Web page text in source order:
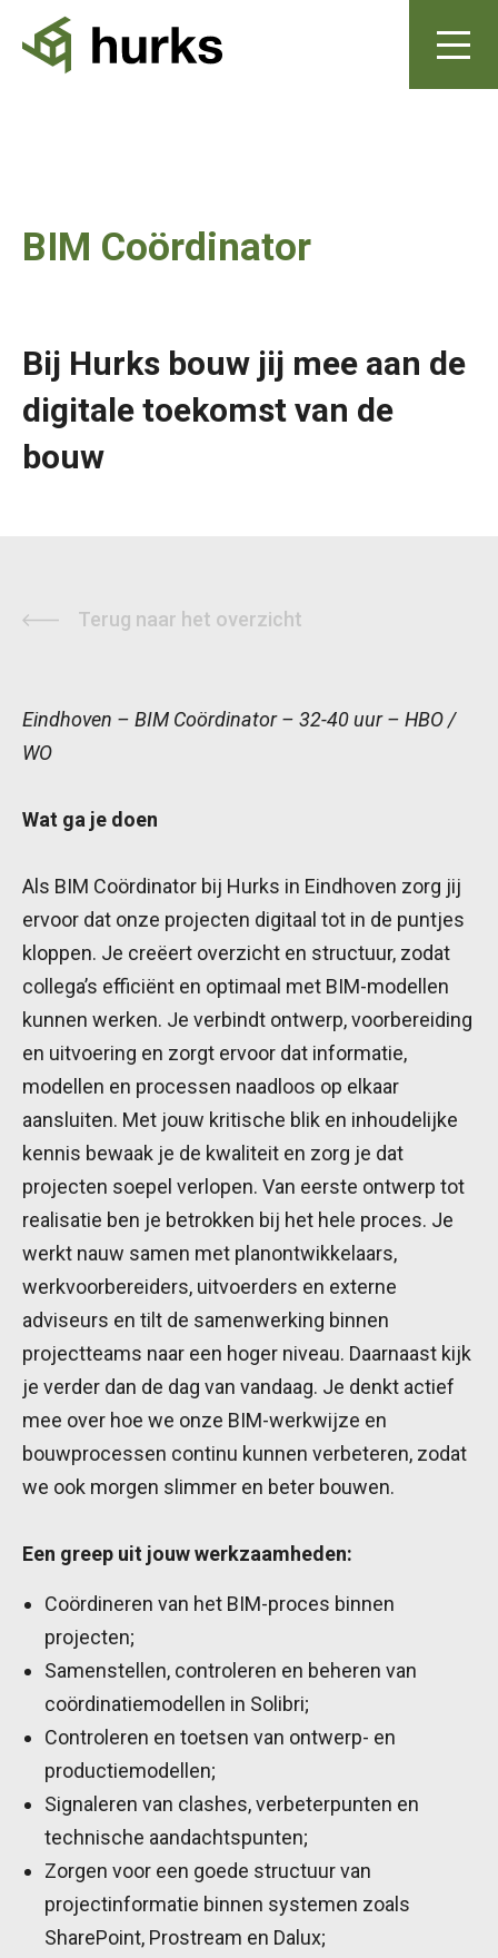
BIM Coördinator
Bij Hurks bouw jij mee aan de
digitale toekomst van de
bouw
Terug naar het overzicht
Eindhoven – BIM Coördinator – 32-40 uur – HBO /
WO
Wat ga je doen
Als BIM Coördinator bij Hurks in Eindhoven zorg jij
ervoor dat onze projecten digitaal tot in de puntjes
kloppen. Je creëert overzicht en structuur, zodat
collega’s efficiënt en optimaal met BIM-modellen
kunnen werken. Je verbindt ontwerp, voorbereiding
en uitvoering en zorgt ervoor dat informatie,
modellen en processen naadloos op elkaar
aansluiten. Met jouw kritische blik en inhoudelijke
kennis bewaak je de kwaliteit en zorg je dat
projecten soepel verlopen. Van eerste ontwerp tot
realisatie ben je betrokken bij het hele proces. Je
werkt nauw samen met planontwikkelaars,
werkvoorbereiders, uitvoerders en externe
adviseurs en tilt de samenwerking binnen
projectteams naar een hoger niveau. Daarnaast kijk
je verder dan de dag van vandaag. Je denkt actief
mee over hoe we onze BIM-werkwijze en
bouwprocessen continu kunnen verbeteren, zodat
we ook morgen slimmer en beter bouwen.
Een greep uit jouw werkzaamheden:
Coördineren van het BIM-proces binnen
projecten;
Samenstellen, controleren en beheren van
coördinatiemodellen in Solibri;
Controleren en toetsen van ontwerp- en
productiemodellen;
Signaleren van clashes, verbeterpunten en
technische aandachtspunten;
Zorgen voor een goede structuur van
projectinformatie binnen systemen zoals
SharePoint, Prostream en Dalux;